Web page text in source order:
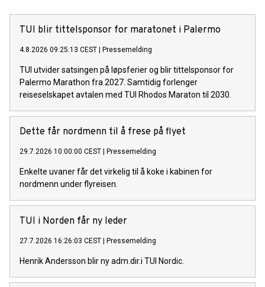
TUI blir tittelsponsor for maratonet i Palermo
4.8.2026 09:25:13 CEST Pressemelding
TUI utvider satsingen på løpsferier og blir tittelsponsor for
Palermo Marathon fra 2027. Samtidig forlenger
reiseselskapet avtalen med TUI Rhodos Maraton til 2030.
Dette får nordmenn til å frese på flyet
29.7.2026 10:00:00 CEST Pressemelding
Enkelte uvaner får det virkelig til å koke i kabinen for
nordmenn under flyreisen.
TUI i Norden får ny leder
27.7.2026 16:26:03 CEST Pressemelding
Henrik Andersson blir ny adm.dir.i TUI Nordic.